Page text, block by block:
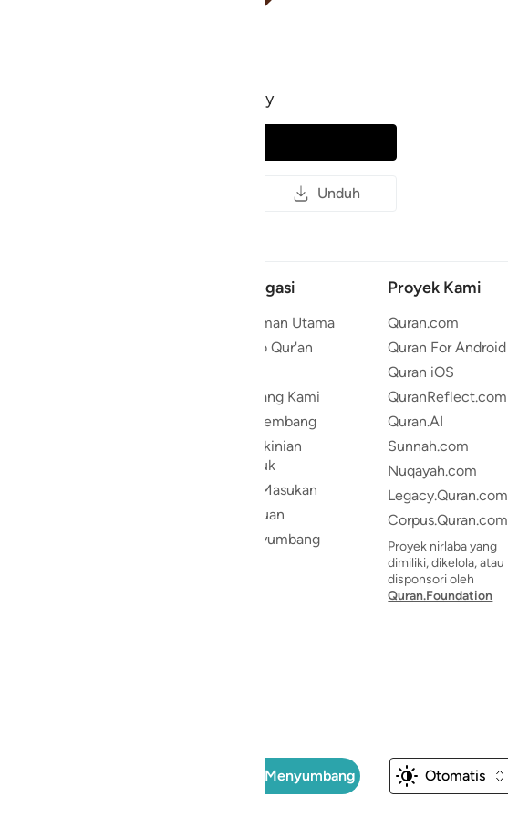
Mahmoud Khalil Al-Husary
Unduh
Navigasi
Halaman Utama
Radio Qur'an
Tentang Kami
Pengembang
Pengkinian
Produk
Beri Masukan
Bantuan
Menyumbang
Proyek Kami
Quran.com
Quran For Android
Quran iOS
QuranReflect.com
Quran.AI
Sunnah.com
Nuqayah.com
Legacy.Quran.com
Corpus.Quran.com
Proyek nirlaba yang
dimiliki, dikelola, atau
disponsori oleh
Quran.Foundation
Menyumbang Otomatis